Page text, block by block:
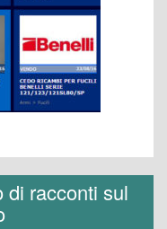
di racconti sul